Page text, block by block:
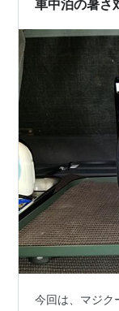
車中泊の暑さ
今回は、マジク